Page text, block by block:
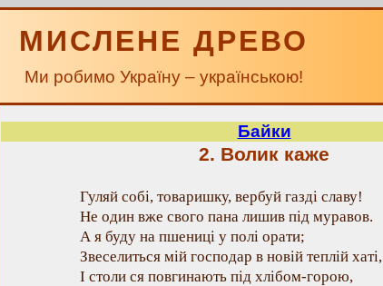
МИСЛЕНЕ ДРЕВО
Ми робимо Україну – українською!
Байки
2. Волик каже
Гуляй собі, товаришку, вербуй газді славу!
Не один вже свого пана лишив під муравов.
А я буду на пшениці у полі орати;
Звеселиться мій господар в новій теплій хаті,
І столи ся повгинають під хлібом-горою,